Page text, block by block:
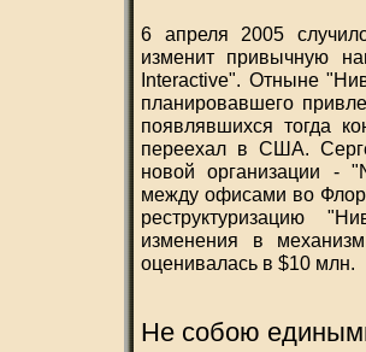
6 апреля 2005
изменит привычную
Interactive". Отныне
планировавшего
появлявшихся тогда
переехал в США.
новой организации -
между офисами во
реструктуризацию
изменения в
оценивалась в $10 млн.
Не собою